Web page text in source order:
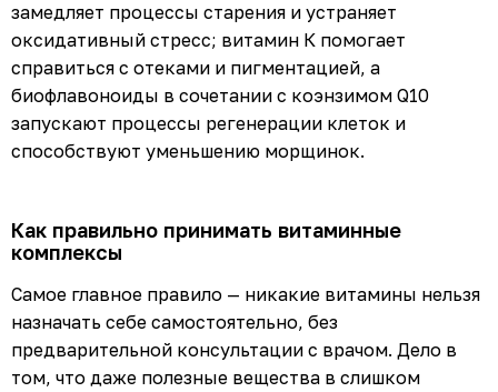
замедляет процессы старения и устраняет
оксидативный стресс; витамин К помогает
справиться с отеками и пигментацией, а
биофлавоноиды в сочетании с коэнзимом Q10
запускают процессы регенерации клеток и
способствуют уменьшению морщинок.
Как правильно принимать витаминные
комплексы
Самое главное правило — никакие витамины нельзя
назначать себе самостоятельно, без
предварительной консультации с врачом. Дело в
том, что даже полезные вещества в слишком